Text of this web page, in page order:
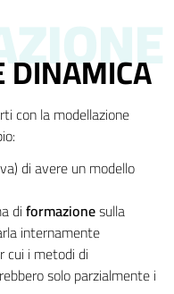
DINAMICA
con la modellazione
di avere un modello
diformazionesulla
internamente
cui i metodi di
solo parzialmente i